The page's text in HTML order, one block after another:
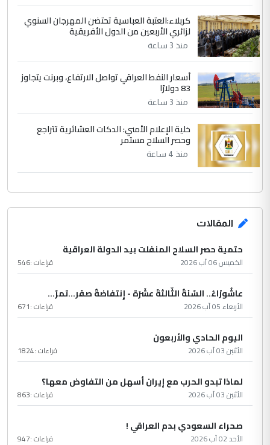
كربلاء:العتبة العباسية تحتضن المهرجان السنوي
لزائري الأربعين من الدول الأفريقية
منذ 3 ساعة
أسعار النفط العراقي تواصل الارتفاع، وبرنت يتجاوز
83 دولارًا
منذ 3 ساعة
خلية الإعلام الأمني: الدكات العشائرية تتراجع
وحصر السلاح مستمر
منذ 4 ساعة
المقالات
حتمية حصر السلاح المنفلت بيد الدولة العراقية
الخميس 06 آب 2026 قراءات :546
عاشُورْاءُ.. السّنَةُ الثّالثةَ عشَرَة - إِنتفاضةُ صفَر…تمرّ...
الأربعاء 05 آب 2026 قراءات :671
اليوم الحادي والأربعون
الأثنين 03 آب 2026 قراءات :1824
لماذا تبدو الحرب مع إيران أسهل من التفاوض معها؟
الأثنين 03 آب 2026 قراءات :863
صحراء السعودي بدم العراقي !
الأحد 02 آب 2026 قراءات :947